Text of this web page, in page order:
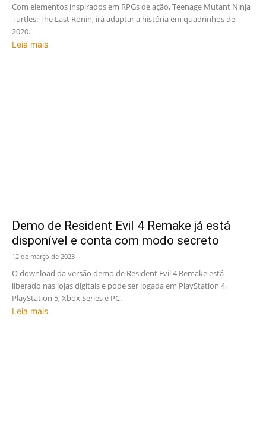
Com elementos inspirados em RPGs de ação, Teenage Mutant Ninja
Turtles: The Last Ronin, irá adaptar a história em quadrinhos de
2020.
Leia mais
Demo de Resident Evil 4 Remake já está
disponível e conta com modo secreto
12 de março de 2023
O download da versão demo de Resident Evil 4 Remake está
liberado nas lojas digitais e pode ser jogada em PlayStation 4,
PlayStation 5, Xbox Series e PC.
Leia mais